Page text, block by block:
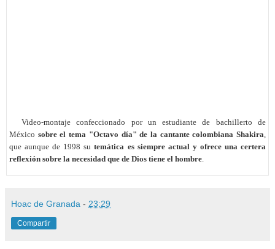
Video-montaje confeccionado por un estudiante de bachillerto de
México sobre el tema "Octavo día" de la cantante colombiana Shakira,
que aunque de 1998 sutemática es siempre actual y ofrece una certera
reflexión sobre la necesidad que de Dios tiene el hombre.
Hoac de Granada - 23:29
Compartir